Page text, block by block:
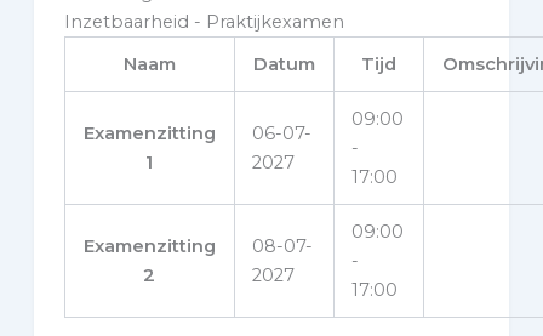
Inzetbaarheid - Praktijkexamen
Naam
Datum Tijd
Examenzitting
1
06-07-
2027
09:00
-
17:00
Examenzitting
2
08-07-
2027
09:00
-
17:00